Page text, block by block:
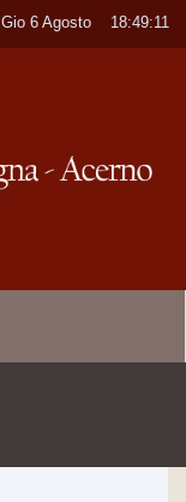
Gio 6 Agosto 18:49:11